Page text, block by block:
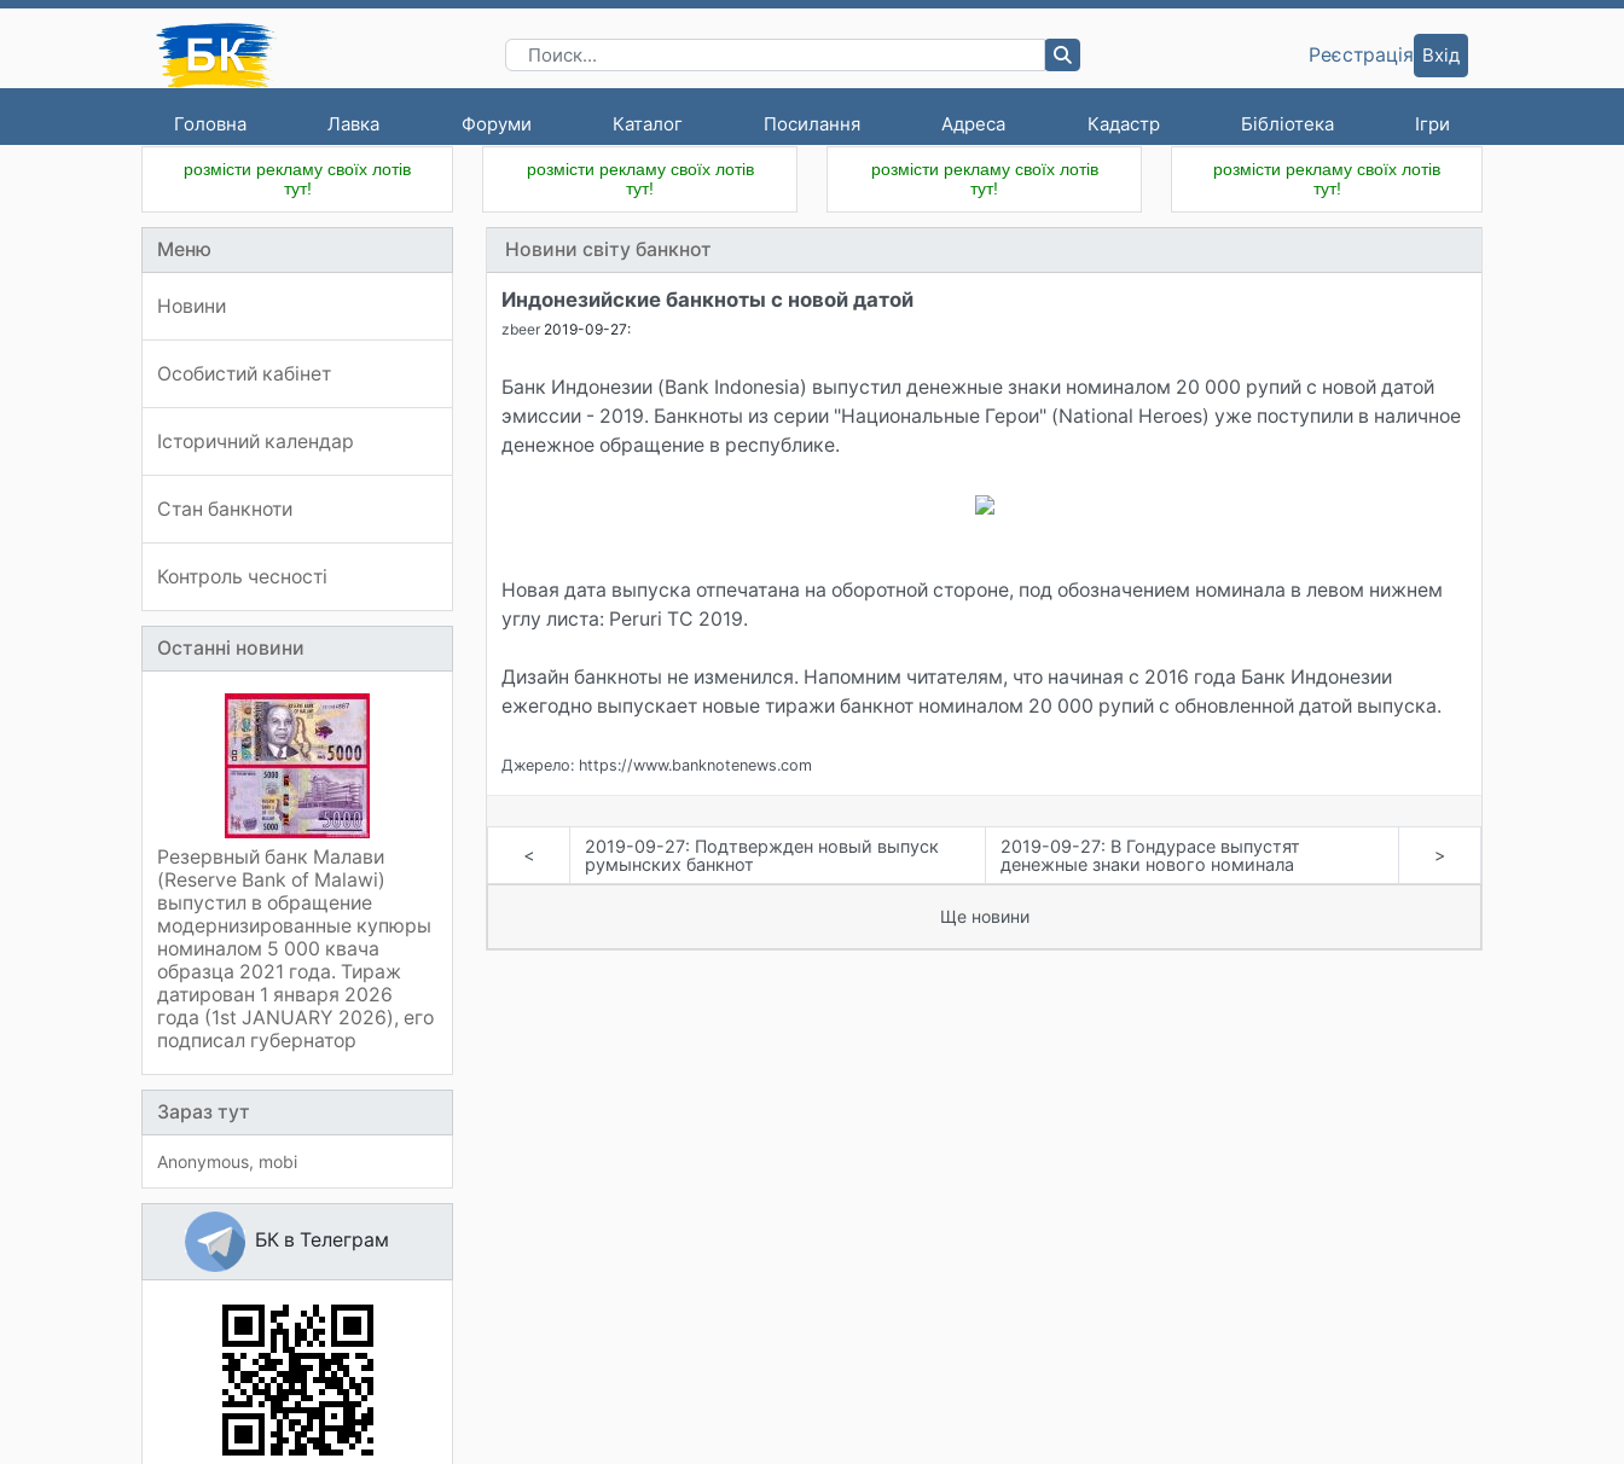
Головна Лавка Форуми Каталог Посилання Адреса Кадастр Бібліотека Ігри
Реєстрація Вхід
розмісти рекламу своїх лотів
тут!
розмісти рекламу своїх лотів
тут!
розмісти рекламу своїх лотів
тут!
розмісти рекламу своїх лотів
тут!
Меню
Новини
Особистий кабінет
Історичний календар
Стан банкноти
Контроль чесності
Останні новини
Резервный банк Малави
(Reserve Bank of Malawi)
выпустил в обращение
модернизированные купюры
номиналом 5 000 квача
образца 2021 года. Тираж
датирован 1 января 2026
года (1st JANUARY 2026), его
подписал губернатор
Зараз тут
Anonymous mobi
БК в Телеграм
Новини світу банкнот
Индонезийские банкноты с новой датой
zbeer 2019-09-27:
Банк Индонезии (Bank Indonesia) выпустил денежные знаки номиналом 20 000 рупий с новой датой
эмиссии - 2019. Банкноты из серии "Национальные Герои" (National Heroes) уже поступили в наличное
денежное обращение в республике.
Новая дата выпуска отпечатана на оборотной стороне, под обозначением номинала в левом нижнем
углу листа: Peruri TC 2019.
Дизайн банкноты не изменился. Напомним читателям, что начиная с 2016 года Банк Индонезии
ежегодно выпускает новые тиражи банкнот номиналом 20 000 рупий с обновленной датой выпуска.
Джерело: https://www.banknotenews.com
<
2019-09-27: Подтвержден новый выпуск
румынских банкнот
2019-09-27: В Гондурасе выпустят
денежные знаки нового номинала
>
Ще новини